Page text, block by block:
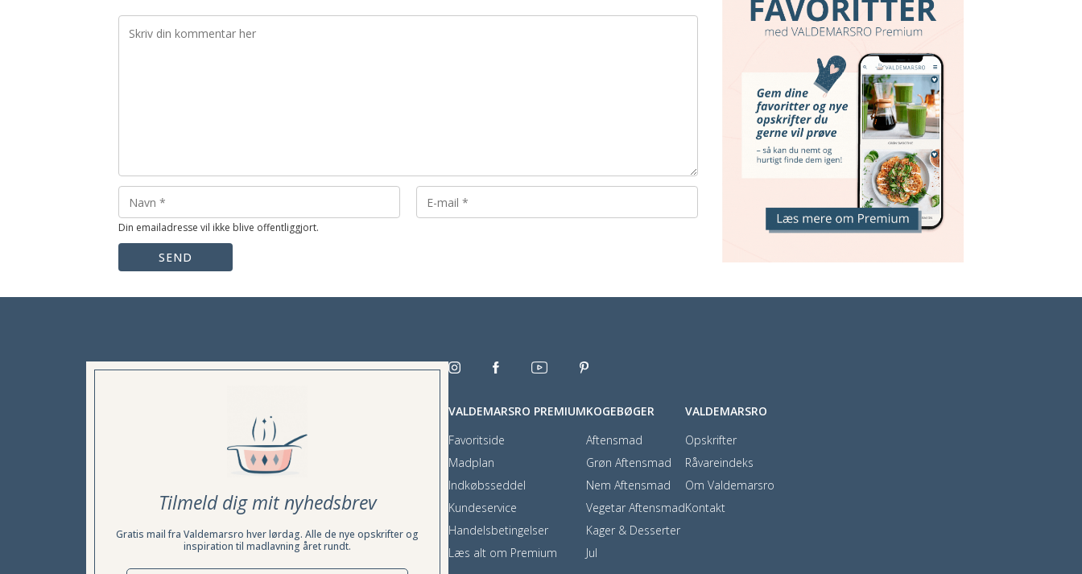
Din emailadresse vil ikke blive offentliggjort.
SEND
Tilmeld dig mit nyhedsbrev
Gratis mail fra Valdemarsro hver lørdag. Alle de nye opskrifter og
inspiration til madlavning året rundt.
VALDEMARSRO PREMIUM
Favoritside
Madplan
Indkøbsseddel
Kundeservice
Handelsbetingelser
Læs alt om Premium
KOGEBØGER
Aftensmad
Grøn Aftensmad
Nem Aftensmad
Vegetar Aftensmad
Kager & Desserter
Jul
VALDEMARSRO
Opskrifter
Råvareindeks
Om Valdemarsro
Kontakt